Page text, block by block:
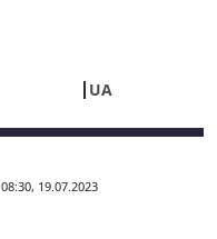
UA
08:30, 19.07.2023